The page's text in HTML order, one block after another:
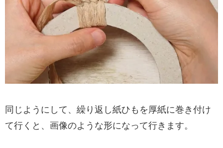
同じようにして、繰り返し紙ひもを厚紙に巻き付け
て行くと、画像のような形になって行きます。